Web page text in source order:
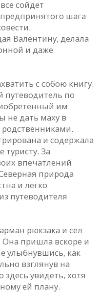
сойдет
шага
Валентину, делала
и даже
с собою книгу.
по
им
не дать маху в
и содержала
За
впечатлений
природа
и легко
путеводителя
рюкзака и сел
пришла вскоре и
улыбнувшись, как
взглянув на
увидеть, хотя
ей плану.